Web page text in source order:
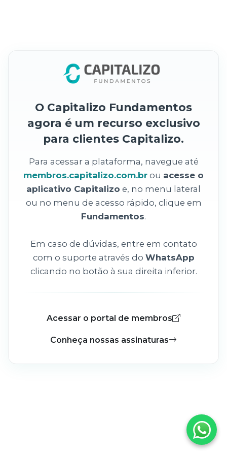
O Capitalizo Fundamentos
agora é um recurso exclusivo
para clientes Capitalizo.
Para acessar a plataforma, navegue até
membros.capitalizo.com.br ou acesse o
aplicativo Capitalizo e, no menu lateral
ou no menu de acesso rápido, clique em
Fundamentos.
Em caso de dúvidas, entre em contato
com o suporte através do WhatsApp
clicando no botão à sua direita inferior.
Acessar o portal de membros
Conheça nossas assinaturas